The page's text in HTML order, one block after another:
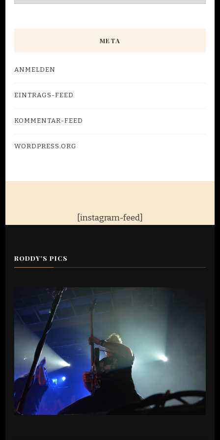
META
ANMELDEN
EINTRAGS-FEED
KOMMENTAR-FEED
WORDPRESS.ORG
[instagram-feed]
RODDY’S PICS